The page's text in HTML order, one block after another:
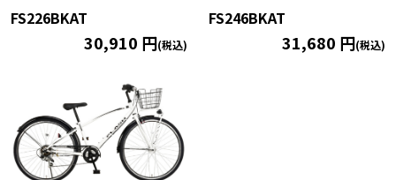
FS226BKAT
30,910 円(税込)
FS246BKAT
31,680 円(税込)